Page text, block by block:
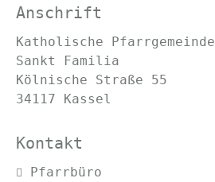
Anschrift
Katholische Pfarrgemeinde
Sankt Familia
Kölnische Straße 55
34117 Kassel
Kontakt
Navigation
Pfarrbüro